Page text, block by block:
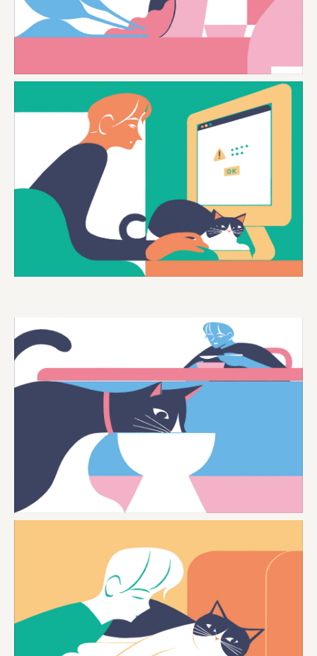
株式会社リビタ
宗教法人圓能寺立 若草幼稚園
株式会社クイーンピスタチオ
JR東日本クロスステーション
株式会社ハッチ
株式会社リブロプラス
福島県商工会連合会
京セラ株式会社
一般社団法人手紙寺
オーナークライアント 日南市／設計・施工 株式会社乃
amirisu株式会社
SPACE COTAN株式会社 / 大樹町役場企画商工課航空宇
クワトロ Quattro
株式会社オレンジページ​
フジ物産株式会社
ユウキ食品株式会社, 株式会社ビーツ
野村不動産ビルディング株式会社
大堀相馬焼陶吉郎窯
株式会社ゼロワンブースター